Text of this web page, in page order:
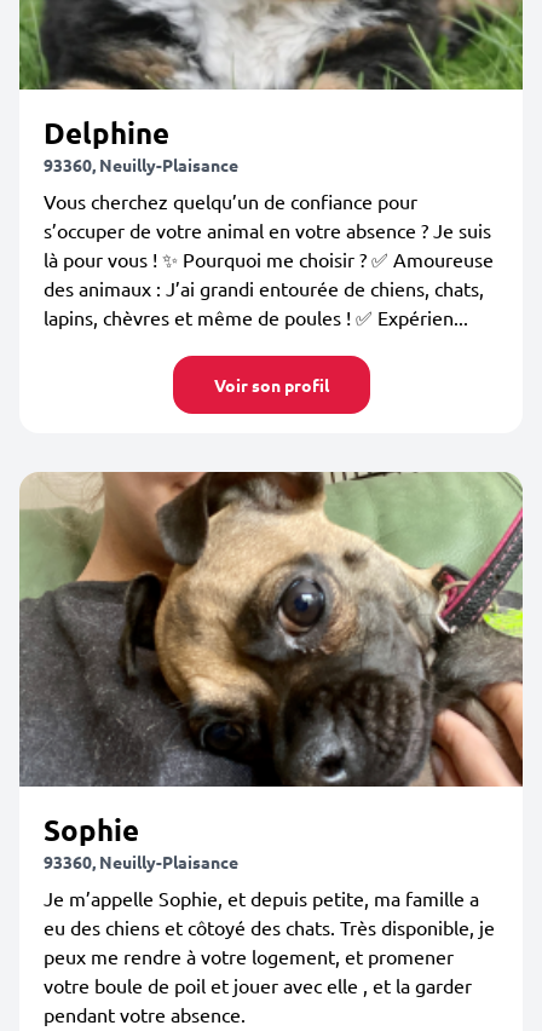
Delphine
93360, Neuilly-Plaisance
Vous cherchez quelqu’un de confiance pour
s’occuper de votre animal en votre absence ? Je suis
là pour vous ! ✨ Pourquoi me choisir ? ✅ Amoureuse
des animaux : J’ai grandi entourée de chiens, chats,
lapins, chèvres et même de poules ! ✅ Expérien...
Voir son profil
Sophie
93360, Neuilly-Plaisance
Je m’appelle Sophie, et depuis petite, ma famille a
eu des chiens et côtoyé des chats. Très disponible, je
peux me rendre à votre logement, et promener
votre boule de poil et jouer avec elle , et la garder
pendant votre absence.